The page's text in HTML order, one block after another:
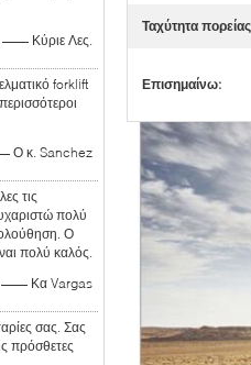
—— Κύριε Λες.
forklift
Ο κ. Sanchez
τις
πολύ
Ο
πολύ καλός.
—— Κα Vargas
σας. Σας
πρόσθετες
Ταχύτητα
Επισημαίνω: